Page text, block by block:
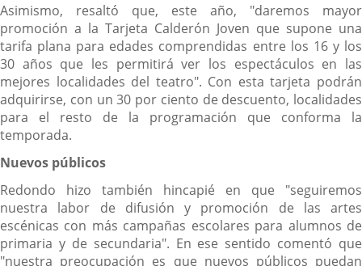
Asimismo, resaltó que, este año, "daremos mayor
promoción a la Tarjeta Calderón Joven que supone una
tarifa plana para edades comprendidas entre los 16 y los
30 años que les permitirá ver los espectáculos en las
mejores localidades del teatro". Con esta tarjeta podrán
adquirirse, con un 30 por ciento de descuento, localidades
para el resto de la programación que conforma la
temporada.
Nuevos públicos
Redondo hizo también hincapié en que "seguiremos
nuestra labor de difusión y promoción de las artes
escénicas con más campañas escolares para alumnos de
primaria y de secundaria". En ese sentido comentó que
"nuestra preocupación es que nuevos públicos puedan